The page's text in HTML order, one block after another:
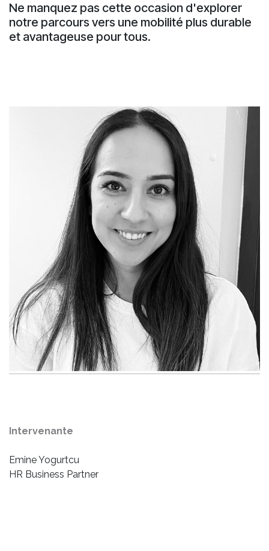
Ne manquez pas cette occasion d'explorer
notre parcours vers une mobilité plus durable
et avantageuse pour tous.
Intervenante
Emine Yogurtcu
HR Business Partner